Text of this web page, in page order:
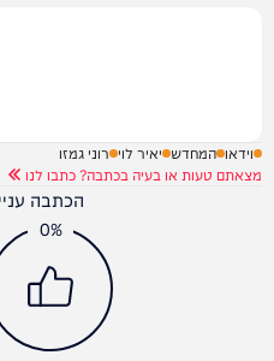
וידאו המחדש יאיר לוי רוני גמזו
מצאתם טעות או בעיה בכתבה? כתבו לנו
הכתבה
0%